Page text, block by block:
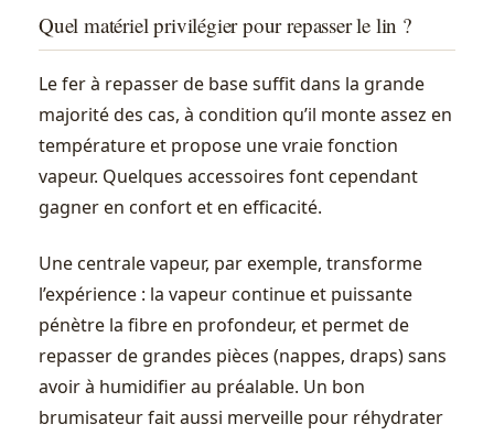
Quel matériel privilégier pour repasser le lin ?
Le fer à repasser de base suffit dans la grande
majorité des cas, à condition qu’il monte assez en
température et propose une vraie fonction
vapeur. Quelques accessoires font cependant
gagner en confort et en efficacité.
Une centrale vapeur, par exemple, transforme
l’expérience : la vapeur continue et puissante
pénètre la fibre en profondeur, et permet de
repasser de grandes pièces (nappes, draps) sans
avoir à humidifier au préalable. Un bon
brumisateur fait aussi merveille pour réhydrater